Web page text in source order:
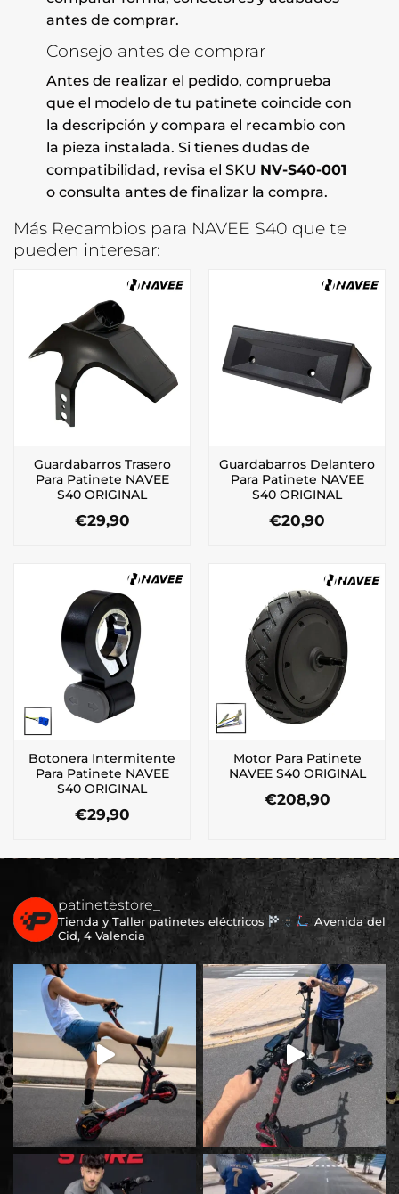
antes de comprar.
Consejo antes de comprar
Antes de realizar el pedido, comprueba
que el modelo de tu patinete coincide con
la descripción y compara el recambio con
la pieza instalada. Si tienes dudas de
compatibilidad, revisa el SKU NV-S40-001
o consulta antes de finalizar la compra.
Más Recambios para NAVEE S40 que te
pueden interesar:
Guardabarros Trasero
Para Patinete NAVEE
S40 ORIGINAL
€29,90
Guardabarros Delantero
Para Patinete NAVEE
S40 ORIGINAL
€20,90
Botonera Intermitente
Para Patinete NAVEE
S40 ORIGINAL
€29,90
Motor Para Patinete
NAVEE S40 ORIGINAL
€208,90
patinetestore_
Tienda y Taller patinetes eléctricos
Avenida del
Cid, 4 Valencia